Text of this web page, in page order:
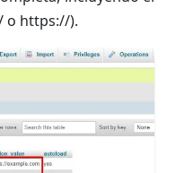
o https://).